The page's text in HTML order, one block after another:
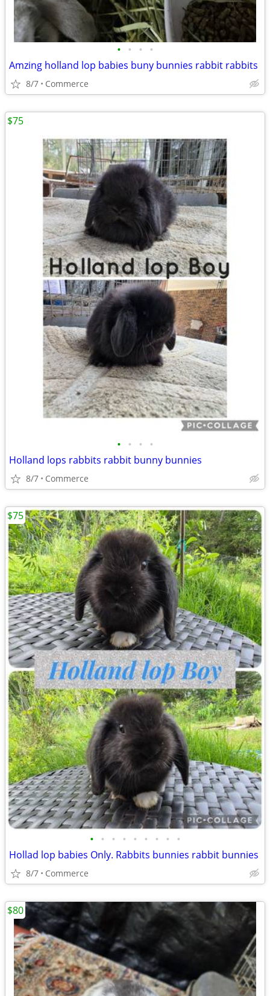
• • • •
Amzing holland lop babies buny bunnies rabbit rabbits
8/7 Commerce
• • • •
Holland lops rabbits rabbit bunny bunnies
8/7 Commerce
$75
• • • • • • • • •
Hollad lop babies Only. Rabbits bunnies rabbit bunnies
8/7 Commerce
$75
$80